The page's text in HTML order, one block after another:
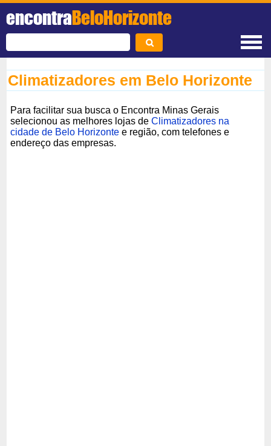
encontraBeloHorizonte
Climatizadores em Belo Horizonte
Para facilitar sua busca o Encontra Minas Gerais
selecionou as melhores lojas deClimatizadores na
cidade de Belo Horizonte e região, com telefones e
endereço das empresas.